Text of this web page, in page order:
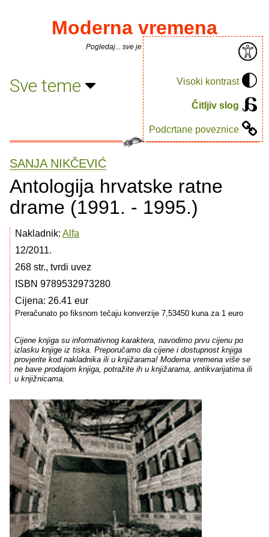
Visoki kontrast
Čitljiv slog
Podcrtane poveznice
Moderna vremena
Pogledaj... sve je puno knjiga.
Sve teme
SANJA NIKČEVIĆ
Antologija hrvatske ratne
drame (1991. - 1995.)
Nakladnik: Alfa
12/2011.
268 str., tvrdi uvez
ISBN 9789532973280
Cijena: 26.41 eur
Preračunato po fiksnom tečaju konverzije 7,53450 kuna za 1 euro
Cijene knjiga su informativnog karaktera, navodimo prvu cijenu po
izlasku knjige iz tiska. Preporučamo da cijene i dostupnost knjiga
provjerite kod nakladnika ili u knjižarama! Moderna vremena više se
ne bave prodajom knjiga, potražite ih u knjižarama, antikvarijatima ili
u knjižnicama.